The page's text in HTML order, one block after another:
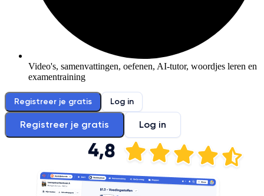
Video's, samenvattingen, oefenen, AI-tutor, woordjes leren en
examentraining
Registreer je gratis Log in
Registreer je gratis Log in